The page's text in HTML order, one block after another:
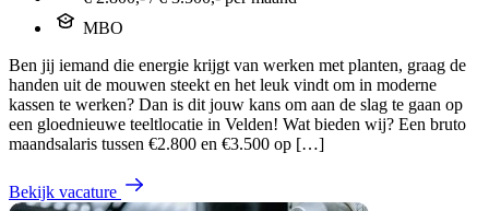
MBO
Ben jij iemand die energie krijgt van werken met planten, graag de
handen uit de mouwen steekt en het leuk vindt om in moderne
kassen te werken? Dan is dit jouw kans om aan de slag te gaan op
een gloednieuwe teeltlocatie in Velden! Wat bieden wij? Een bruto
maandsalaris tussen €2.800 en €3.500 op […]
Bekijk vacature